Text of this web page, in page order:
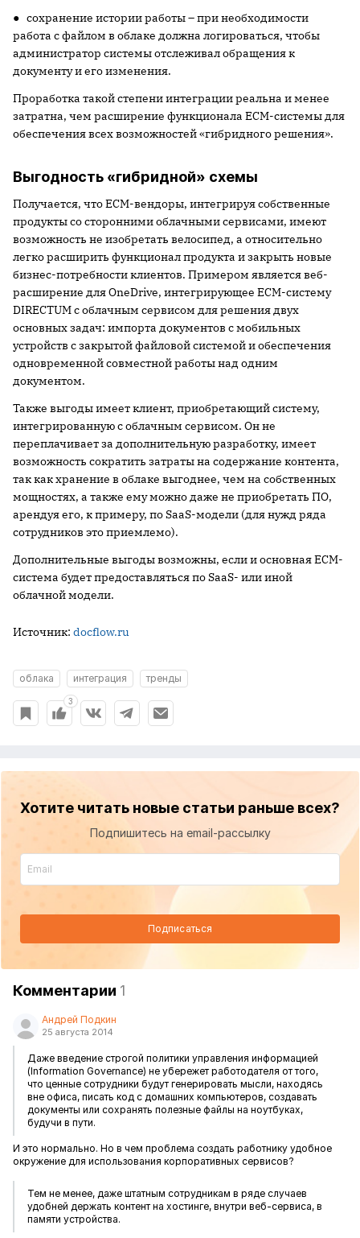
● сохранение истории работы – при необходимости
работа с файлом в облаке должна логироваться, чтобы
администратор системы отслеживал обращения к
документу и его изменения.
Проработка такой степени интеграции реальна и менее
затратна, чем расширение функционала ECM-системы для
обеспечения всех возможностей «гибридного решения».
Выгодность «гибридной» схемы
Получается, что ECM-вендоры, интегрируя собственные
продукты со сторонними облачными сервисами, имеют
возможность не изобретать велосипед, а относительно
легко расширить функционал продукта и закрыть новые
бизнес-потребности клиентов. Примером является веб-
расширение для OneDrive, интегрирующее ECM-систему
DIRECTUM с облачным сервисом для решения двух
основных задач: импорта документов с мобильных
устройств с закрытой файловой системой и обеспечения
одновременной совместной работы над одним
документом.
Также выгоды имеет клиент, приобретающий систему,
интегрированную с облачным сервисом. Он не
переплачивает за дополнительную разработку, имеет
возможность сократить затраты на содержание контента,
так как хранение в облаке выгоднее, чем на собственных
мощностях, а также ему можно даже не приобретать ПО,
арендуя его, к примеру, по SaaS-модели (для нужд ряда
сотрудников это приемлемо).
Дополнительные выгоды возможны, если и основная ECM-
система будет предоставляться по SaaS- или иной
облачной модели.
Источник: docflow.ru
облака интеграция тренды
3
Хотите читать новые статьи раньше всех?
Подпишитесь на email-рассылку
Подписаться
Комментарии 1
Андрей Подкин
25 августа 2014
Даже введение строгой политики управления информацией
(Information Governance) не убережет работодателя от того,
что ценные сотрудники будут генерировать мысли, находясь
вне офиса, писать код с домашних компьютеров, создавать
документы или сохранять полезные файлы на ноутбуках,
будучи в пути.
И это нормально. Но в чем проблема создать работнику удобное
окружение для использования корпоративных сервисов?
Тем не менее, даже штатным сотрудникам в ряде случаев
удобней держать контент на хостинге, внутри веб-сервиса, в
памяти устройства.